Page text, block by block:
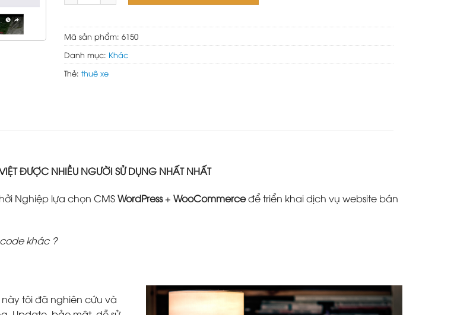
Mã sản phẩm: 6150
Danh mục: Khác
Thẻ: thuê xe
ĐƯỢC NHIỀU NGƯỜI SỬ DỤNG NHẤT NHẤT
Nghiệp lựa chọn CMSWordPress+ WooCommerceđể triển khai dịch vụ website bán
khác ?
tôi đã nghiên cứu và